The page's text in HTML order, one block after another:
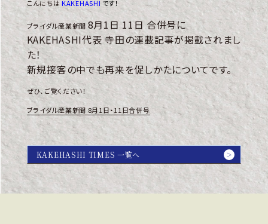
こんにちは KAKEHASHI です！
ブライダル産業新聞 8月1日 11日 合併号に
KAKEHASHI代表 寺田の連載記事が掲載されまし
た！
新規接客の中でも再来を促しかたについてです。
ぜひ、ご覧ください！
ブライダル産業新聞 8月1日・11日合併号
KAKEHASHI TIMES 一覧へ ＞